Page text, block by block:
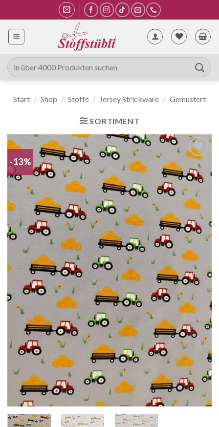
Inhalt
springen
Suche
nach:
Start / Shop / Stoffe / Jersey Strickware / Gemustert
SORTIMENT
-13%
Auf die
Wunschliste